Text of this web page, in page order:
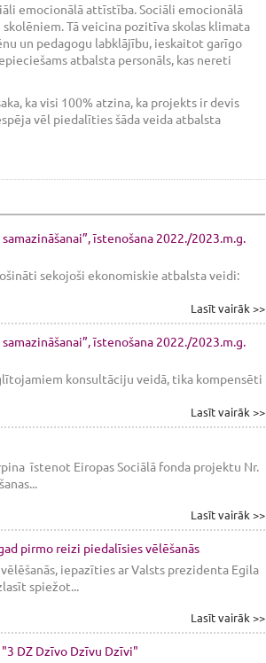
emocionālā attīstība. Sociāli emocionālā
Tā veicina pozitīva skolas klimata
un pedagogu labklājību, ieskaitot garīgo
atbalsta personāls, kas nereti
ka visi 100% atzina, ka projekts ir devis
vēl piedalīties šāda veida atbalsta
īstenošana 2022./2023.m.g.
sekojoši ekonomiskie atbalsta veidi:
Lasīt vairāk >>
īstenošana 2022./2023.m.g.
konsultāciju veidā, tika kompensēti
Lasīt vairāk >>
īstenot Eiropas Sociālā fonda projektu Nr.
Lasīt vairāk >>
pirmo reizi piedalīsies vēlēšanās
iepazīties ar Valsts prezidenta Egila
spiežot...
Lasīt vairāk >>
DZ Dzīvo Dzīvu Dzīvi"